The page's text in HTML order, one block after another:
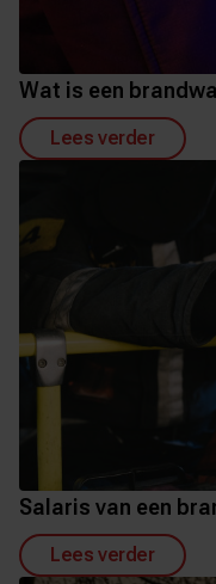
Wat is een
Lees verder
Salaris van een
Lees verder